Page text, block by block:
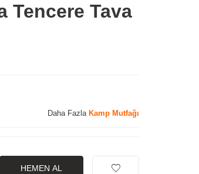
Tencere Tava
Daha Fazla Kamp Mutfağı
HEMEN AL